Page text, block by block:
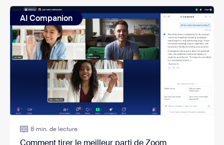
AI Companion
8 min. de lecture
Comment tirer le meilleur parti de Zoom